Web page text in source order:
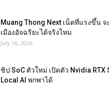
Muang Thong Next เน็ตที่แรงขึ้น จ
เมืองอัจฉริยะได้จริงไหม
July 16, 2026
ชิป SoC ตัวใหม่ เปิดตัว Nvidia RTX
Local AI พกพาได้